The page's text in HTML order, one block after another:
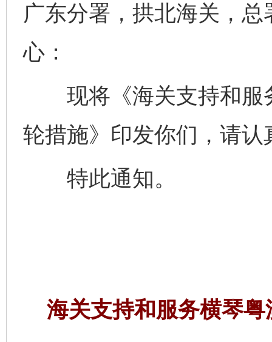
广东分署，拱北海关，
心：
现将《海关支持和服
轮措施》印发你们，请认
特此通知。
海关支持和服务横琴